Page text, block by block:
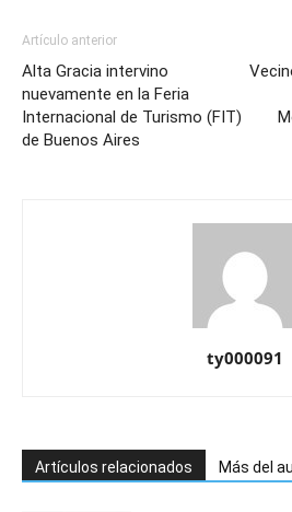
Artículo anterior
Alta Gracia intervino
nuevamente en la Feria
Internacional de Turismo (FIT)
de Buenos Aires
ty000091
Artículos relacionados Más del